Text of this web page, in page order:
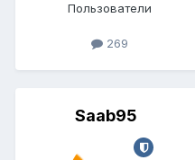
Пользователи
269
Saab95